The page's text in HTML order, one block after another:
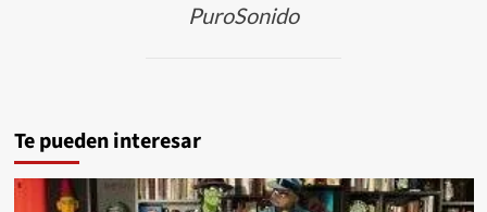
PuroSonido
Te pueden interesar